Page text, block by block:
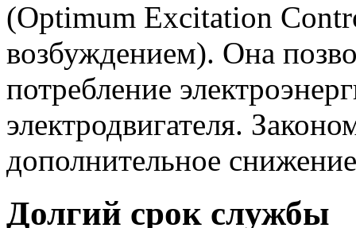
(Optimum Excitation
возбуждением). Она
потребление
электродвигателя.
дополнительное
Долгий срок службы